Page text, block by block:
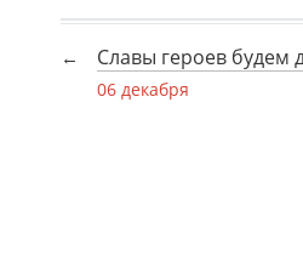
Славы героев будем
06 декабря